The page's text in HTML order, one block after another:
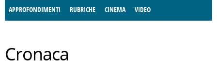
APPROFONDIMENTI
E SPETTACOLI POLITICA
RUBRICHE
DELLE IDEE FATTI DELLO SPIRITO
CINEMA VIDEO
Cronaca